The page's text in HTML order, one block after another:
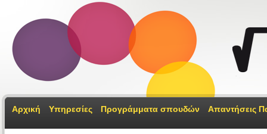
Αρχική Υπηρεσίες Προγράμματα σπουδών Απαντήσεις